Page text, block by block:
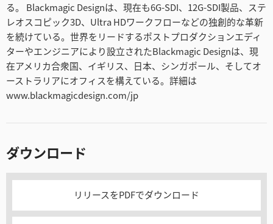
る。 Blackmagic Designは、現在も6G-SDI、12G-SDI製品、ステ
レオスコピック3D、Ultra HDワークフローなどの独創的な革新
を続けている。世界をリードするポストプロダクションエディ
ターやエンジニアにより設立されたBlackmagic Designは、現
在アメリカ合衆国、イギリス、日本、シンガポール、そしてオ
ーストラリアにオフィスを構えている。詳細は
www.blackmagicdesign.com/jp
ダウンロード
リリースをPDFでダウンロード